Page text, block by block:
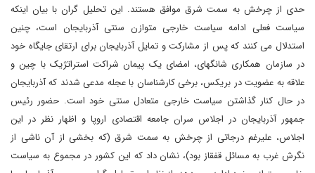
حدی از چرخش به سمت شرق موافق هستند. این تحلیل گران با بیان اینکه
سیاست فعلی ادامه سیاست خارجی متوازن سنتی آذربایجان است، چنین
استدلال می کنند که پس از مشارکت و تمایل آذربایجان برای ارتقای جایگاه خود
در سازمان همکاری شانگهای، امضای یک پیمان شراکت استراتژیک با چین و
علاقه به عضویت در بریکس، برخی کارشناسان با عجله مدعی شدند که آذربایجان
در حال کنار گذاشتن سیاست خارجی متعادل سنتی خود است. حضور رئیس
جمهور آذربایجان در اجلاس سران جامعه اقتصادی اروپا و اظهار نظر در این
اجلاس، علیرغم درجاتی از چرخش به سمت شرق (که بخشی از آن ناشی از
نگرش غرب به مسائل قفقاز بود)، نشان داد که این کشور در مجموع به سیاست